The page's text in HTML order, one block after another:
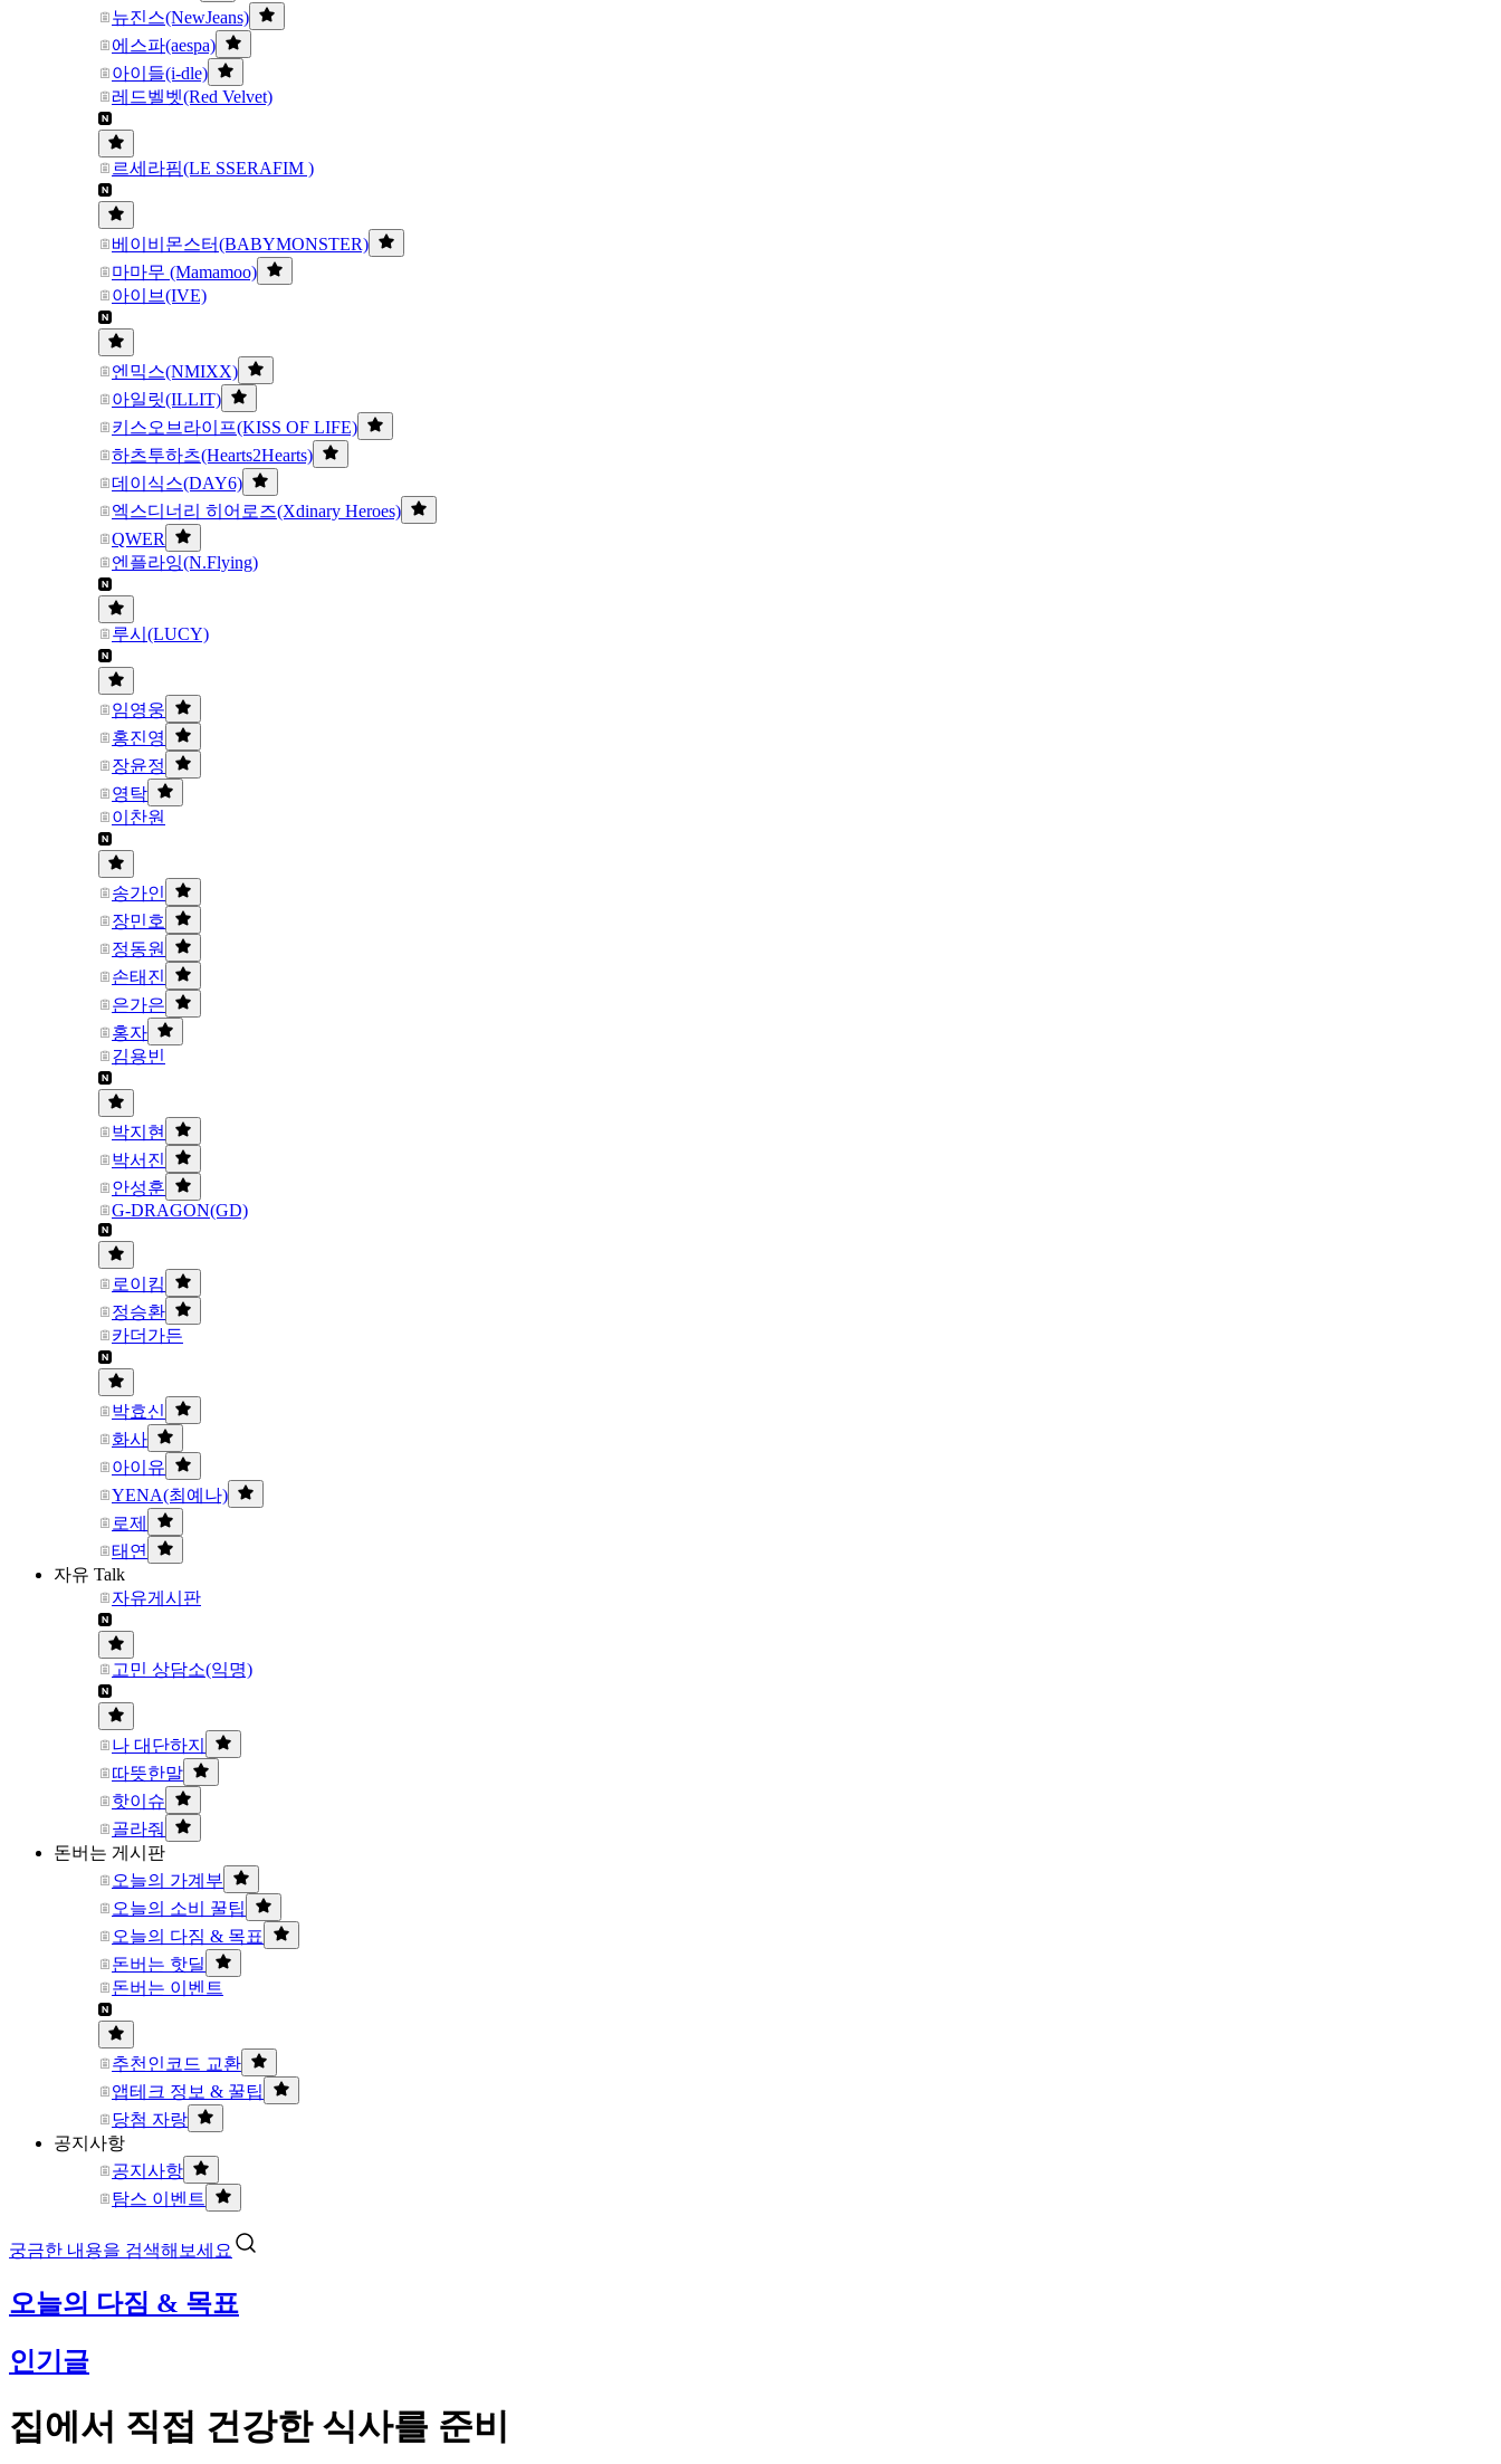
뉴진스(NewJeans)
에스파(aespa)
아이들(i-dle)
레드벨벳(Red Velvet)
르세라핌(LE SSERAFIM )
베이비몬스터(BABYMONSTER)
마마무 (Mamamoo)
아이브(IVE)
엔믹스(NMIXX)
아일릿(ILLIT)
키스오브라이프(KISS OF LIFE)
하츠투하츠(Hearts2Hearts)
데이식스(DAY6)
엑스디너리 히어로즈(Xdinary Heroes)
QWER
엔플라잉(N.Flying)
루시(LUCY)
임영웅
홍진영
장윤정
영탁
이찬원
송가인
장민호
정동원
손태진
은가은
홍자
김용빈
박지현
박서진
안성훈
G-DRAGON(GD)
로이킴
정승환
카더가든
박효신
화사
아이유
YENA(최예나)
로제
태연
자유 Talk
자유게시판
고민 상담소(익명)
나 대단하지
따뜻한말
핫이슈
골라줘
돈버는 게시판
오늘의 가계부
오늘의 소비 꿀팁
오늘의 다짐 & 목표
돈버는 핫딜
돈버는 이벤트
추천인코드 교환
앱테크 정보 & 꿀팁
당첨 자랑
공지사항
공지사항
탐스 이벤트
궁금한 내용을 검색해보세요
오늘의 다짐 & 목표
인기글
집에서 직접 건강한 식사를 준비